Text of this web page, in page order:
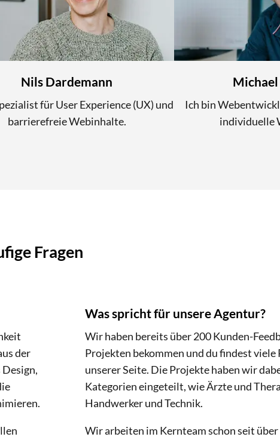
Nils Dardemann
für User Experience (UX) und
barrierefreie Webinhalte.
Ich bin
individuelle
Fragen
der
Was spricht für unsere Agentur?
Wir haben bereits über 200 Kunden-
Projekten bekommen und du findest
unserer Seite. Die Projekte haben wir
Kategorien eingeteilt, wie Ärzte und
Handwerker und Technik.
Wir arbeiten im Kernteam schon seit über